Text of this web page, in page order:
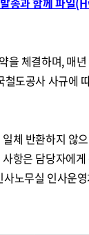
을 체결하며, 매
철도공사 사규에
체 반환하지 않
항은 담당자에
사노무실 인사운